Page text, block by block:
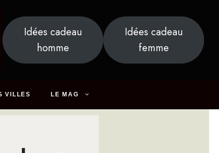
Idées cadeau
homme
Idées cadeau
femme
VILLES LE MAG